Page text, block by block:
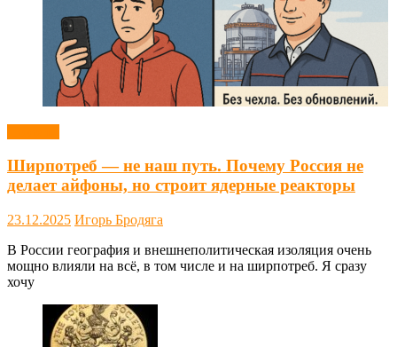
Ширпотреб — не наш путь. Почему Россия не
делает айфоны, но строит ядерные реакторы
23.12.2025 Игорь Бродяга
В России география и внешнеполитическая изоляция очень
мощно влияли на всё, в том числе и на ширпотреб. Я сразу
хочу